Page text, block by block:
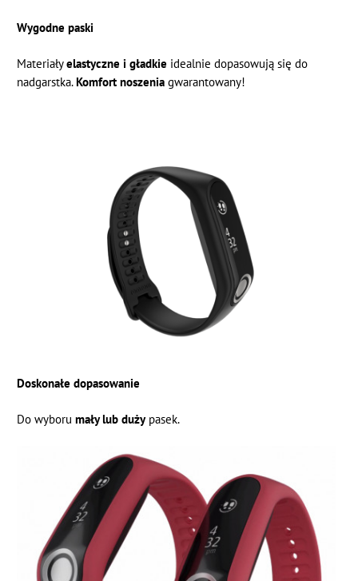
Wygodne paski
Materiałyelastyczne i gładkie idealnie dopasowują się do
nadgarstka.Komfort noszenia gwarantowany!
Doskonałe dopasowanie
Do wyborumały lub dużypasek.